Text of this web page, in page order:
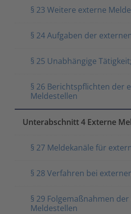
§ 23 Weitere externe
§ 24 Aufgaben der
§ 25 Unabhängige
§ 26 Berichtspflichten der
Meldestellen
Unterabschnitt 4 Externe
§ 27 Meldekanäle für
§ 28 Verfahren bei
§ 29 Folgemaßnahmen
Meldestellen